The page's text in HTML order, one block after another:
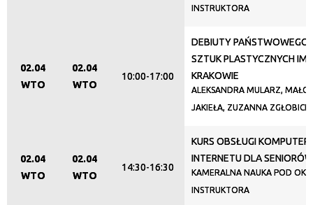
Promowane
INSTRUKTORA
02.04
WTO
02.04
WTO
10:00-17:00
DEBIUTY PAŃSTWOWEGO
SZTUK PLASTYCZNYCH IM.
KRAKOWIE
ALEKSANDRA MULARZ,
JAKIEŁA, ZUZANNA
02.04
WTO
02.04
WTO
14:30-16:30
KURS OBSŁUGI
INTERNETU DLA SENIORÓW
KAMERALNA NAUKA POD
INSTRUKTORA